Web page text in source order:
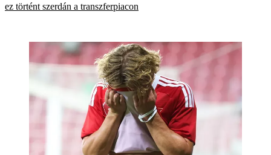
ez történt szerdán a transzferpiacon